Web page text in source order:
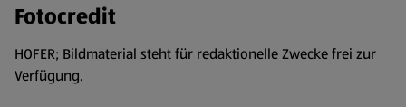
Fotocredit
HOFER; Bildmaterial steht für redaktionelle Zwecke frei zur
Verfügung.